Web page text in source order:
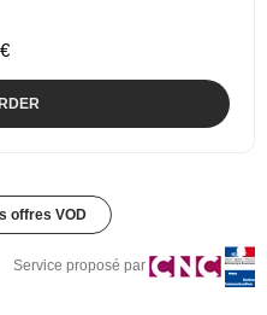
offres VOD
Service proposé par